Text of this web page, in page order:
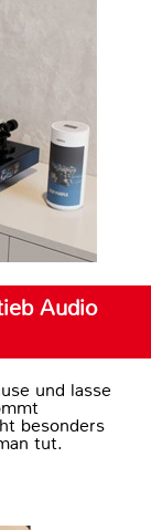
Audio
und lasse
besonders
tut.